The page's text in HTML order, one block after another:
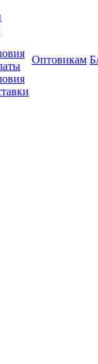
Оптовикам